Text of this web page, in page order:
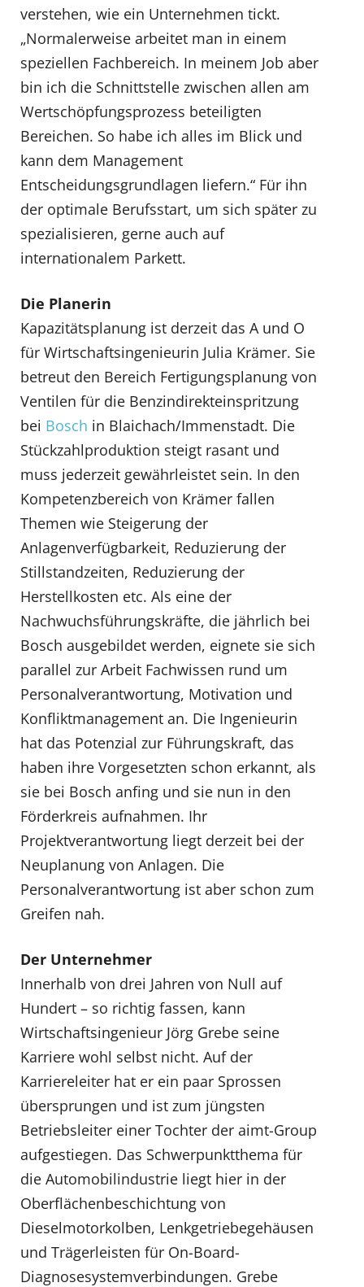
verstehen, wie ein Unternehmen tickt.
„Normalerweise arbeitet man in einem
speziellen Fachbereich. In meinem Job aber
bin ich die Schnittstelle zwischen allen am
Wertschöpfungsprozess beteiligten
Bereichen. So habe ich alles im Blick und
kann dem Management
Entscheidungsgrundlagen liefern.“ Für ihn
der optimale Berufsstart, um sich später zu
spezialisieren, gerne auch auf
internationalem Parkett.
Die Planerin
Kapazitätsplanung ist derzeit das A und O
für Wirtschaftsingenieurin Julia Krämer. Sie
betreut den Bereich Fertigungsplanung von
Ventilen für die Benzindirekteinspritzung
bei Bosch in Blaichach/Immenstadt. Die
Stückzahlproduktion steigt rasant und
muss jederzeit gewährleistet sein. In den
Kompetenzbereich von Krämer fallen
Themen wie Steigerung der
Anlagenverfügbarkeit, Reduzierung der
Stillstandzeiten, Reduzierung der
Herstellkosten etc. Als eine der
Nachwuchsführungskräfte, die jährlich bei
Bosch ausgebildet werden, eignete sie sich
parallel zur Arbeit Fachwissen rund um
Personalverantwortung, Motivation und
Konfliktmanagement an. Die Ingenieurin
hat das Potenzial zur Führungskraft, das
haben ihre Vorgesetzten schon erkannt, als
sie bei Bosch anfing und sie nun in den
Förderkreis aufnahmen. Ihr
Projektverantwortung liegt derzeit bei der
Neuplanung von Anlagen. Die
Personalverantwortung ist aber schon zum
Greifen nah.
Der Unternehmer
Innerhalb von drei Jahren von Null auf
Hundert – so richtig fassen, kann
Wirtschaftsingenieur Jörg Grebe seine
Karriere wohl selbst nicht. Auf der
Karriereleiter hat er ein paar Sprossen
übersprungen und ist zum jüngsten
Betriebsleiter einer Tochter der aimt-Group
aufgestiegen. Das Schwerpunktthema für
die Automobilindustrie liegt hier in der
Oberflächenbeschichtung von
Dieselmotorkolben, Lenkgetriebegehäusen
und Trägerleisten für On-Board-
Diagnosesystemverbindungen. Grebe